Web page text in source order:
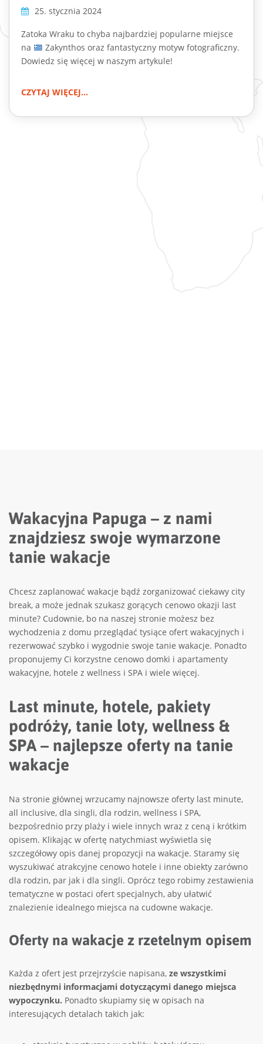
25. stycznia 2024
Zatoka Wraku to chyba najbardziej popularne miejsce
na
Zakynthos oraz fantastyczny motyw fotograficzny.
Dowiedz się więcej w naszym artykule!
CZYTAJ WIĘCEJ...
Wakacyjna Papuga – z nami
znajdziesz swoje wymarzone
tanie wakacje
Chcesz zaplanować wakacje bądź zorganizować ciekawy city
break, a może jednak szukasz gorących cenowo okazji last
minute? Cudownie, bo na naszej stronie możesz bez
wychodzenia z domu przeglądać tysiące ofert wakacyjnych i
rezerwować szybko i wygodnie swoje tanie wakacje. Ponadto
proponujemy Ci korzystne cenowo domki i apartamenty
wakacyjne, hotele z wellness i SPA i wiele więcej.
Last minute, hotele, pakiety
podróży, tanie loty, wellness &
SPA – najlepsze oferty na tanie
wakacje
Na stronie głównej wrzucamy najnowsze oferty last minute,
all inclusive, dla singli, dla rodzin, wellness i SPA,
bezpośrednio przy plaży i wiele innych wraz z ceną i krótkim
opisem. Klikając w ofertę natychmiast wyświetla się
szczegółowy opis danej propozycji na wakacje. Staramy się
wyszukiwać atrakcyjne cenowo hotele i inne obiekty zarówno
dla rodzin, par jak i dla singli. Oprócz tego robimy zestawienia
tematyczne w postaci ofert specjalnych, aby ułatwić
znalezienie idealnego miejsca na cudowne wakacje.
Oferty na wakacje z rzetelnym opisem
Każda z ofert jest przejrzyście napisana, ze wszystkimi
niezbędnymi informacjami dotyczącymi danego miejsca
wypoczynku. Ponadto skupiamy się w opisach na
interesujących detalach takich jak: